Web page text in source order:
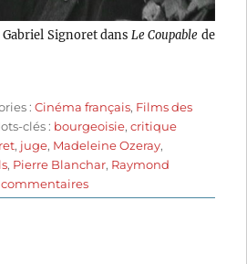
Signoret dans Le Coupable de
:Cinéma français, Films des
clés : bourgeoisie,critique
, juge, Madeleine Ozeray,
, Pierre Blanchar, Raymond
sur
Le